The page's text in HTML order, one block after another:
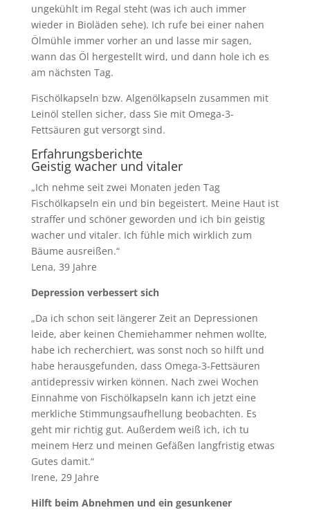
ungekühlt im Regal steht (was ich auch immer
wieder in Bioläden sehe). Ich rufe bei einer nahen
Ölmühle immer vorher an und lasse mir sagen,
wann das Öl hergestellt wird, und dann hole ich es
am nächsten Tag.
Fischölkapseln bzw. Algenölkapseln zusammen mit
Leinöl stellen sicher, dass Sie mit Omega-3-
Fettsäuren gut versorgt sind.
Erfahrungsberichte
Geistig wacher und vitaler
„Ich nehme seit zwei Monaten jeden Tag
Fischölkapseln ein und bin begeistert. Meine Haut ist
straffer und schöner geworden und ich bin geistig
wacher und vitaler. Ich fühle mich wirklich zum
Bäume ausreißen.“
Lena, 39 Jahre
Depression verbessert sich
„Da ich schon seit längerer Zeit an Depressionen
leide, aber keinen Chemiehammer nehmen wollte,
habe ich recherchiert, was sonst noch so hilft und
habe herausgefunden, dass Omega-3-Fettsäuren
antidepressiv wirken können. Nach zwei Wochen
Einnahme von Fischölkapseln kann ich jetzt eine
merkliche Stimmungsaufhellung beobachten. Es
geht mir richtig gut. Außerdem weiß ich, ich tu
meinem Herz und meinen Gefäßen langfristig etwas
Gutes damit.“
Irene, 29 Jahre
Hilft beim Abnehmen und ein gesunkener